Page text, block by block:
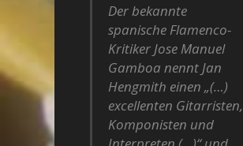
Der bekannte
spanische Flamenco-
Kritiker Jose Manuel
Gamboa nennt Jan
Hengmith einen „(…)
excellenten Gitarristen,
Komponisten und